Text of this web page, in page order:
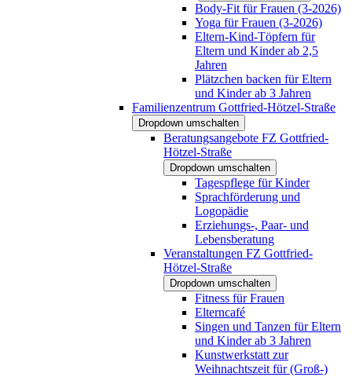
Body-Fit für Frauen (3-2026)
Yoga für Frauen (3-2026)
Eltern-Kind-Töpfern für
Eltern und Kinder ab 2,5
Jahren
Plätzchen backen für Eltern
und Kinder ab 3 Jahren
Familienzentrum Gottfried-Hötzel-Straße
Dropdown umschalten
Beratungsangebote FZ Gottfried-
Hötzel-Straße
Dropdown umschalten
Tagespflege für Kinder
Sprachförderung und
Logopädie
Erziehungs-, Paar- und
Lebensberatung
Veranstaltungen FZ Gottfried-
Hötzel-Straße
Dropdown umschalten
Fitness für Frauen
Elterncafé
Singen und Tanzen für Eltern
und Kinder ab 3 Jahren
Kunstwerkstatt zur
Weihnachtszeit für (Groß-)